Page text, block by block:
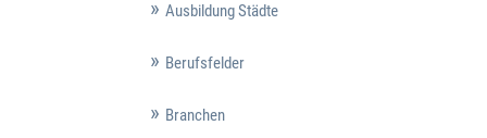
Ausbildung Städte
Berufsfelder
Branchen